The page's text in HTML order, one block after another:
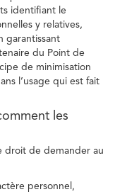
identifiant le
y relatives,
garantissant
du Point de
de minimisation
l’usage qui est fait
les
droit de demander au
personnel,